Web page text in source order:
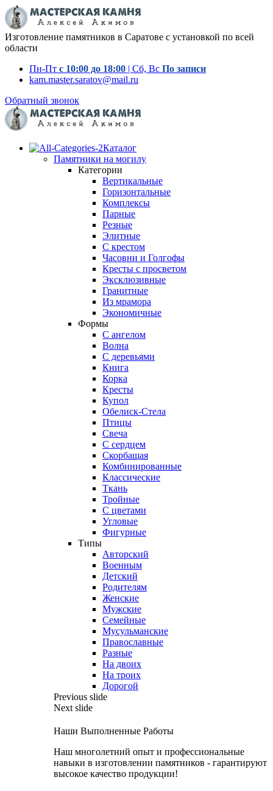
Изготовление памятников в Саратове с установкой по всей
области
Пн-Пт с 10:00 до 18:00 | Сб, Вс По записи
kam.master.saratov@mail.ru
Обратный звонок
Каталог
Памятники на могилу
Категории
Вертикальные
Горизонтальные
Комплексы
Парные
Резные
Элитные
С крестом
Часовни и Голгофы
Кресты с просветом
Эксклюзивные
Гранитные
Из мрамора
Экономичные
Формы
С ангелом
Волна
С деревьями
Книга
Корка
Кресты
Купол
Обелиск-Стела
Птицы
Свеча
С сердцем
Скорбащая
Комбинированные
Классические
Ткань
Тройные
С цветами
Угловые
Фигурные
Типы
Авторский
Военным
Детский
Родителям
Женские
Мужские
Семейные
Мусульманские
Православные
Разные
На двоих
На троих
Дорогой
Previous slide
Next slide
Наши Выполненные Работы
Наш многолетний опыт и профессиональные
навыки в изготовлении памятников - гарантируют
высокое качество продукции!